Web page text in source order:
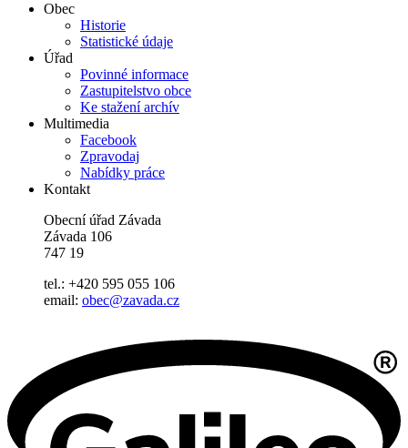
Obec
Historie
Statistické údaje
Úřad
Povinné informace
Zastupitelstvo obce
Ke stažení archív
Multimedia
Facebook
Zpravodaj
Nabídky práce
Kontakt
Obecní úřad Závada
Závada 106
747 19
tel.: +420 595 055 106
email: obec@zavada.cz